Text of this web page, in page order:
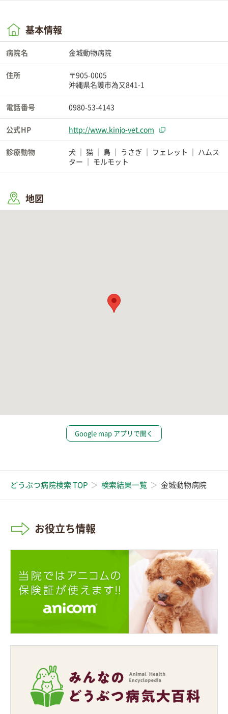
基本情報
病院名 金城動物病院
住所
〒905-0005
沖縄県名護市為又841-1
電話番号 0980-53-4143
公式HP http://www.kinjo-vet.com
診療動物 犬 猫 鳥 うさぎ フェレット
ハムス
ター
モルモット
地図
Google map アプリで開く
どうぶつ病院検索 TOP 検索結果一覧 金城動物病院
お役立ち情報